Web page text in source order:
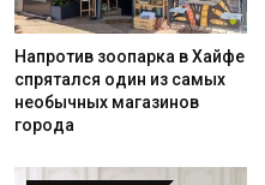
Напротив зоопарка в Хайфе
спрятался один из самых
необычных магазинов
города